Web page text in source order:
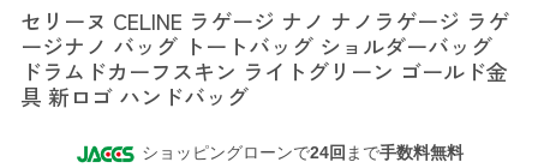
セリーヌ CELINE ラゲージ ナノ ナノラゲージ ラゲ
ージナノ バッグ トートバッグ ショルダーバッグ
ドラムドカーフスキン ライトグリーン ゴールド金
具 新ロゴ ハンドバッグ
ショッピングローンで24回 まで手数料無料